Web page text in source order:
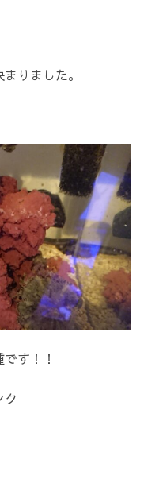
りました。
す！！
ク